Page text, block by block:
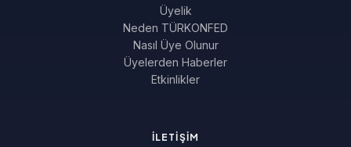
Üyelik
Neden TÜRKONFED
Nasıl Üye Olunur
Üyelerden Haberler
Etkinlikler
İLETIŞIM